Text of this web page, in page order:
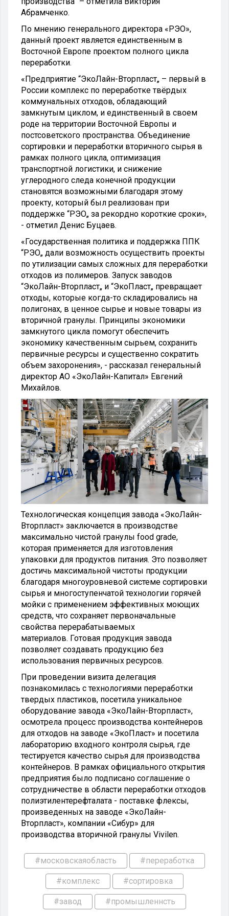
Абрамченко.
По мнению генерального директора «РЭО»,
данный проект является единственным в
Восточной Европе проектом полного цикла
переработки.
«Предприятие “ЭкоЛайн-Вторпласт„ – первый в
России комплекс по переработке твёрдых
коммунальных отходов, обладающий
замкнутым циклом, и единственный в своем
роде на территории Восточной Европы и
постсоветского пространства. Объединение
сортировки и переработки вторичного сырья в
рамках полного цикла, оптимизация
транспортной логистики, и снижение
углеродного следа конечной продукции
становятся возможными благодаря этому
проекту, который был реализован при
поддержке “РЭО„ за рекордно короткие сроки»,
- отметил Денис Буцаев.
«Государственная политика и поддержка ППК
“РЭО„ дали возможность осуществить проекты
по утилизации самых сложных для переработки
отходов из полимеров. Запуск заводов
“ЭкоЛайн-Вторпласт„ и “ЭкоПласт„ превращает
отходы, которые когда-то складировались на
полигонах, в ценное сырье и новые товары из
вторичной гранулы. Принципы экономики
замкнутого цикла помогут обеспечить
экономику качественным сырьем, сохранить
первичные ресурсы и существенно сократить
объем захоронения», - рассказал генеральный
директор АО «ЭкоЛайн-Капитал» Евгений
Михайлов.
Технологическая концепция завода «ЭкоЛайн-
Вторпласт» заключается в производстве
максимально чистой гранулы food grade,
которая применяется для изготовления
упаковки для продуктов питания. Это позволяет
достичь максимальной чистоты продукции
благодаря многоуровневой системе сортировки
сырья и многоступенчатой технологии горячей
мойки с применением эффективных моющих
средств, что сохраняет первоначальные
свойства перерабатываемых
материалов. Готовая продукция завода
позволяет создавать продукцию без
использования первичных ресурсов.
При проведении визита делегация
познакомилась с технологиями переработки
твердых пластиков, посетила уникальное
оборудование завода «ЭкоЛайн-Вторпласт»,
осмотрела процесс производства контейнеров
для отходов на заводе «ЭкоПласт» и посетила
лабораторию входного контроля сырья, где
тестируется качество сырья для производства
контейнеров. В рамках официального открытия
предприятия было подписано соглашение о
сотрудничестве в области переработки отходов
полиэтилентерефталата - поставке флексы,
произведенных на заводе «ЭкоЛайн-
Вторпласт», компании «Сибур» для
производства вторичной гранулы Vivilen.
#московскаяобласть #переработка
#комплекс #сортировка
#завод #промышленнсть